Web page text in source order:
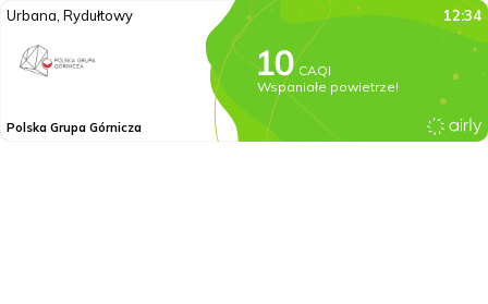
Urbana, Rydułtowy 12:34
CAQI
Wspaniałe powietrze!
Polska Grupa Górnicza